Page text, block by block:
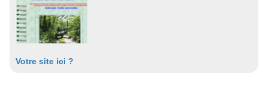
Votre site ici ?